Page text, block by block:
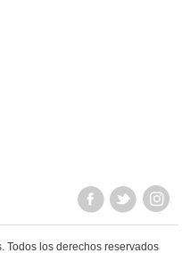
Todos los derechos reservados